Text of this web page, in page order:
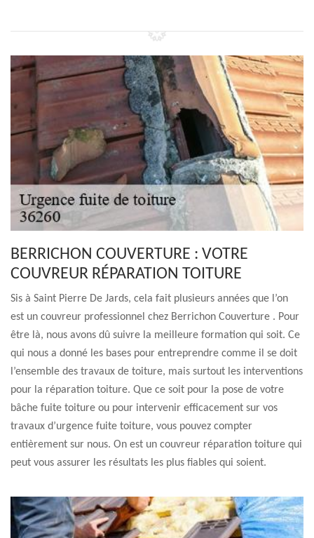
BERRICHON COUVERTURE : VOTRE
COUVREUR RÉPARATION TOITURE
Sis à Saint Pierre De Jards, cela fait plusieurs années que l’on
est un couvreur professionnel chez Berrichon Couverture . Pour
être là, nous avons dû suivre la meilleure formation qui soit. Ce
qui nous a donné les bases pour entreprendre comme il se doit
l’ensemble des travaux de toiture, mais surtout les interventions
pour la réparation toiture. Que ce soit pour la pose de votre
bâche fuite toiture ou pour intervenir efficacement sur vos
travaux d’urgence fuite toiture, vous pouvez compter
entièrement sur nous. On est un couvreur réparation toiture qui
peut vous assurer les résultats les plus fiables qui soient.